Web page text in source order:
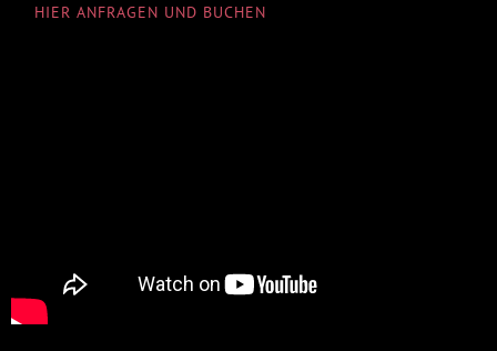
HIER ANFRAGEN UND BUCHEN